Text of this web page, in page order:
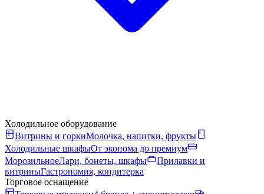
Холодильное оборудование
Витрины и горкиМолочка, напитки, фрукты
Холодильные шкафыОт эконома до премиум
МорозильноеЛари, бонеты, шкафы
Прилавки и
витриныГастрономия, кондитерка
Торговое оснащение